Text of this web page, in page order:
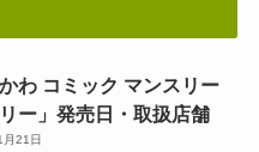
かわ コミック マンスリー
ー」発売日・取扱店舗
21日